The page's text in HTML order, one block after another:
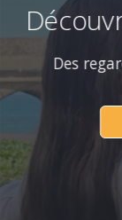
En ligne